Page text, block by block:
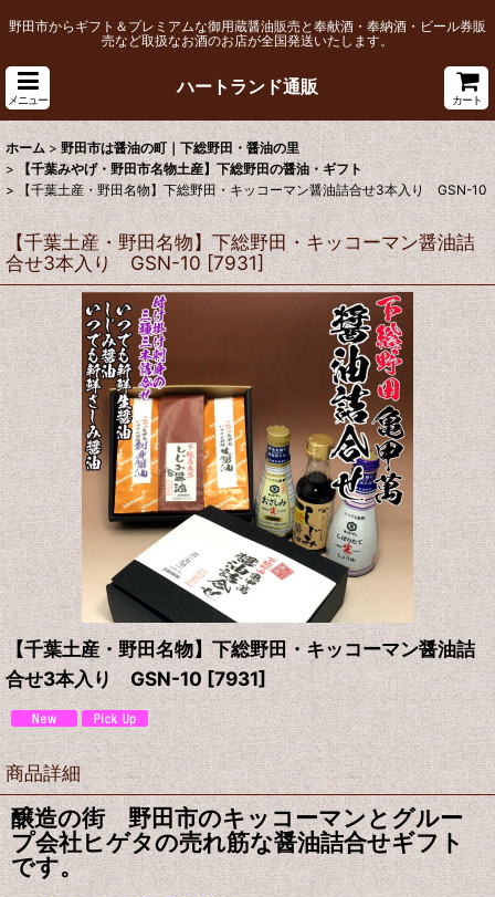
野田市からギフト＆プレミアムな御用蔵醤油販売と奉献酒・奉納酒・ビール券販
売など取扱なお酒のお店が全国発送いたします。
メニュー
ハートランド通販
カート
ホーム > 野田市は醤油の町｜下総野田・醤油の里
>
【千葉みやげ・野田市名物土産】下総野田の醤油・ギフト
> 【千葉土産・野田名物】下総野田・キッコーマン醤油詰合せ3本入り GSN-10
【千葉土産・野田名物】下総野田・キッコーマン醤油詰
合せ3本入り GSN-10 [7931]
【千葉土産・野田名物】下総野田・キッコーマン醤油詰
合せ3本入り GSN-10 [7931]
商品詳細
醸造の街 野田市のキッコーマンとグルー
プ会社ヒゲタの売れ筋な醤油詰合せギフト
です。